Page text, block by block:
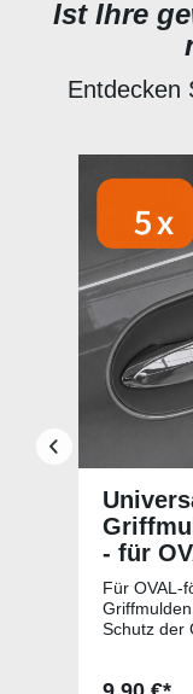
Ist Ihre
Entdecken
- für
Für OVAL-
Schutz der